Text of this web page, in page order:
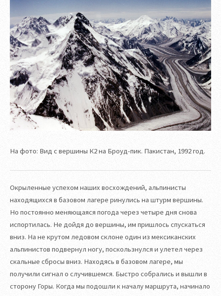
На фото: Вид с вершины К2 на Броуд-пик. Пакистан, 1992 год.
Окрыленные успехом наших восхождений, альпинисты
находящихся в базовом лагере ринулись на штурм вершины.
Но постоянно меняющаяся погода через четыре дня снова
испортилась. Не дойдя до вершины, им пришлось спускаться
вниз. На не крутом ледовом склоне один из мексиканских
альпинистов подвернул ногу, поскользнулся и улетел через
скальные сбросы вниз. Находясь в базовом лагере, мы
получили сигнал о случившемся. Быстро собрались и вышли в
сторону Горы. Когда мы подошли к началу маршрута, начинало